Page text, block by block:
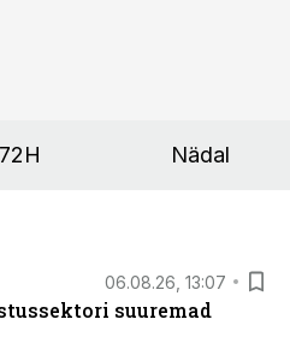
72H Nädal
06.08.26, 13:07
suuremad